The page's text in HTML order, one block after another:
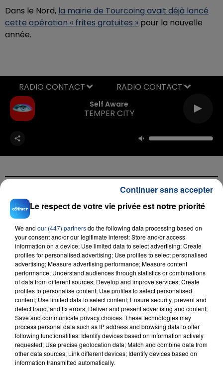
Dans le Nord, la mairie de Tourcoing avait déjà lancé
cette opération « frites gratuites » pour la nouvelle
année.
Self Aware
TEMPER CITY
RADIO CONTACT
FIL D'ACTU
23 juillet 2026
INCENDIE MORTEL À LENS : UNE FEMME ET
SON BÉBÉ ENTRE LA VIE ET LA...
Un homme s'est immolé par le feu après avoir
aspergé sa compagne et leur bébé de trois mois
d'un liquide inflammable.
Le respect de votre vie privée est notre priorité
We and our (447) partnersdo the following data processing based on
your consent and/or our legitimate interest: Store and/or access
information on a device; Use limited data to select advertising; Create
profiles for personalised advertising; Use profiles to select personalised
advertising; Measure advertising performance; Measure content
performance; Understand audiences through statistics or combinations
of data from different sources; Develop and improve services; Create
profiles to personalise content; Use profiles to select personalised
content; Use limited data to select content; Ensure security, prevent and
detect fraud, and fix errors; Deliver and present advertising and content;
Save and communicate privacy choices. These technologies may
process personal data such as IP address and browsing data to offer
following functionalities: Identify devices based on information actively
requested; Use precise geolocation data; Match and combine data from
other data sources; Link different devices; Identify devices based on
information transmitted automatically.
Continuer sans accepter